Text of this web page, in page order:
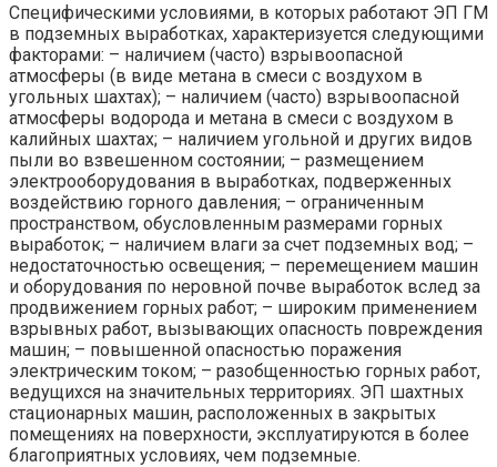
Специфическими условиями, в которых работают ЭП ГМ
в подземных выработках, характеризуется следующими
факторами: – наличием (часто) взрывоопасной
атмосферы (в виде метана в смеси с воздухом в
угольных шахтах); – наличием (часто) взрывоопасной
атмосферы водорода и метана в смеси с воздухом в
калийных шахтах; – наличием угольной и других видов
пыли во взвешенном состоянии; – размещением
электрооборудования в выработках, подверженных
воздействию горного давления; – ограниченным
пространством, обусловленным размерами горных
выработок; – наличием влаги за счет подземных вод; –
недостаточностью освещения; – перемещением машин
и оборудования по неровной почве выработок вслед за
продвижением горных работ; – широким применением
взрывных работ, вызывающих опасность повреждения
машин; – повышенной опасностью поражения
электрическим током; – разобщенностью горных работ,
ведущихся на значительных территориях. ЭП шахтных
стационарных машин, расположенных в закрытых
помещениях на поверхности, эксплуатируются в более
благоприятных условиях, чем подземные.